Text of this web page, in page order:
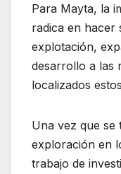
Para Mayta, la
radica en hacer
explotación,
desarrollo a las
localizados
Una vez que se
exploración en
trabajo de